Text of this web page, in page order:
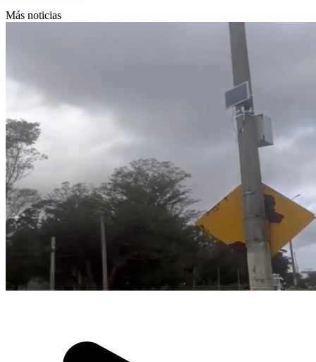
Más noticias